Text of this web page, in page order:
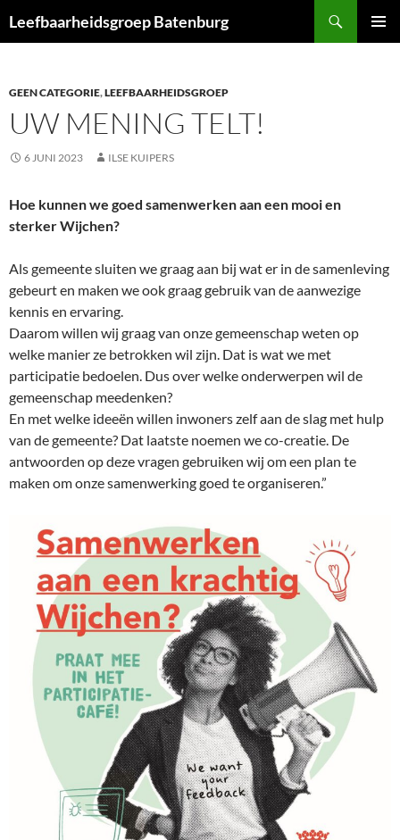
naar
Leefbaarheidsgroep Batenburg
GEEN CATEGORIE,LEEFBAARHEIDSGROEP
UW MENING TELT!
6 JUNI 2023 ILSE KUIPERS
Hoe kunnen we goed samenwerken aan een mooi en
sterker Wijchen?
Als gemeente sluiten we graag aan bij wat er in de samenleving
gebeurt en maken we ook graag gebruik van de aanwezige
kennis en ervaring.
Daarom willen wij graag van onze gemeenschap weten op
welke manier ze betrokken wil zijn. Dat is wat we met
participatie bedoelen. Dus over welke onderwerpen wil de
gemeenschap meedenken?
En met welke ideeën willen inwoners zelf aan de slag met hulp
van de gemeente? Dat laatste noemen we co-creatie. De
antwoorden op deze vragen gebruiken wij om een plan te
maken om onze samenwerking goed te organiseren.”